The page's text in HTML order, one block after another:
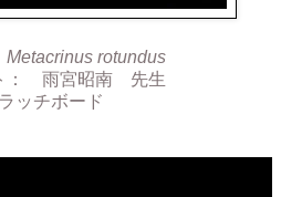
Metacrinus rotundus
： 雨宮昭南 先生
ッチボード